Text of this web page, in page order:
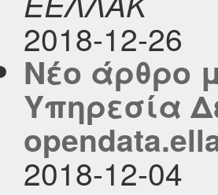
2018-12-26
Νέο άρθρο
Υπηρεσία
2018-12-04